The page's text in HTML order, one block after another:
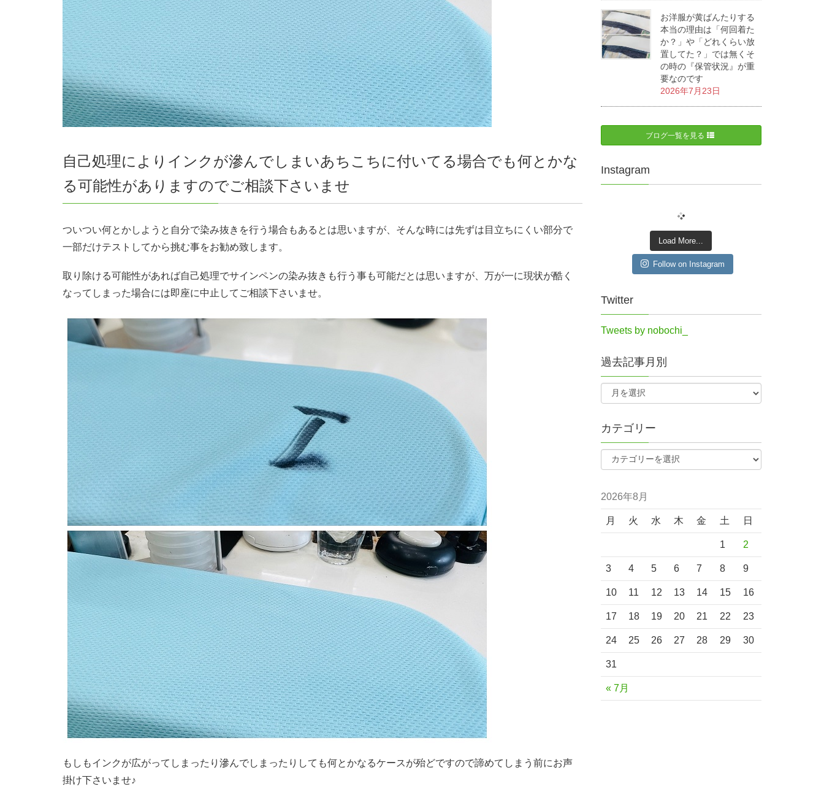
自己処理によりインクが滲んでしまいあちこちに付いてる場合でも何とかな
る可能性がありますのでご相談下さいませ
ついつい何とかしようと自分で染み抜きを行う場合もあるとは思いますが、そんな時には先ずは目立ちにくい部分で
一部だけテストしてから挑む事をお勧め致します。
取り除ける可能性があれば自己処理でサインペンの染み抜きも行う事も可能だとは思いますが、万が一に現状が酷く
なってしまった場合には即座に中止してご相談下さいませ。
もしもインクが広がってしまったり滲んでしまったりしても何とかなるケースが殆どですので諦めてしまう前にお声
掛け下さいませ♪
お洋服が黄ばんたりする
本当の理由は「何回着た
か？」や「どれくらい放
置してた？」では無くそ
の時の『保管状況』が重
要なのです
2026年7月23日
ブログ一覧を見る
Instagram
Load More...
Follow on Instagram
Twitter
Tweets by nobochi_
過去記事月別
カテゴリー
2026年8月
月 火 水 木 金 土 日
« 7月
1 2
3 4 5 6 7 8 9
10 11 12 13 14 15 16
17 18 19 20 21 22 23
24 25 26 27 28 29 30
31